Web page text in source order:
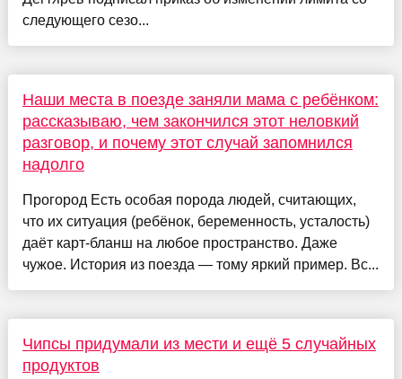
следующего сезо...
Наши места в поезде заняли мама с ребёнком:
рассказываю, чем закончился этот неловкий
разговор, и почему этот случай запомнился
надолго
Прогород Есть особая порода людей, считающих,
что их ситуация (ребёнок, беременность, усталость)
даёт карт-бланш на любое пространство. Даже
чужое. История из поезда — тому яркий пример. Вс...
Чипсы придумали из мести и ещё 5 случайных
продуктов